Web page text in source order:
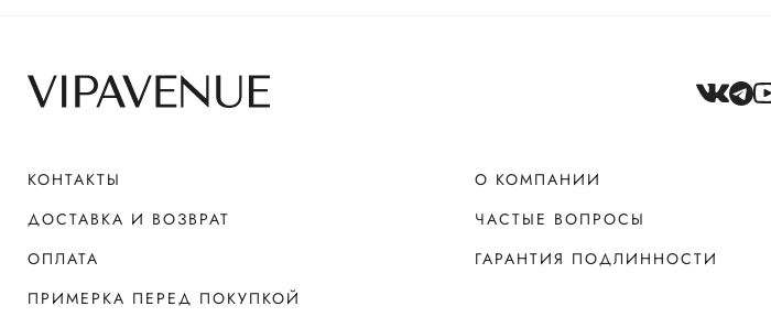
КОНТАКТЫ
ДОСТАВКА И ВОЗВРАТ
ОПЛАТА
ПРИМЕРКА ПЕРЕД ПОКУПКОЙ
О КОМПАНИИ
ЧАСТЫЕ ВОПРОСЫ
ГАРАНТИЯ ПОДЛИННОСТИ